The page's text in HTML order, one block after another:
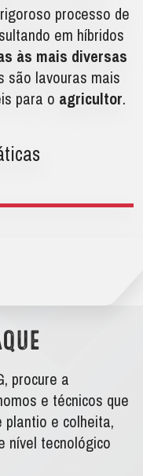
processo de
em híbridos
às mais diversas
são lavouras mais
para o agricultor.
procure a
e técnicos que
e colheita,
nível tecnológico